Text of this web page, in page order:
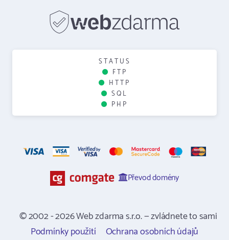
STATUS
FTP
HTTP
SQL
PHP
Převod domény
© 2002 - 2026 Web zdarma s.r.o. — zvládnete to sami
Podmínky použití
Ochrana osobních údajů